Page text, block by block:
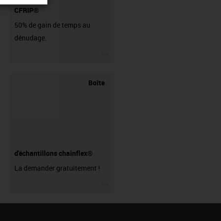
CFRIP®
50% de gain de temps au
dénudage.
Boîte
d'échantillons chainflex®
La demander gratuitement !